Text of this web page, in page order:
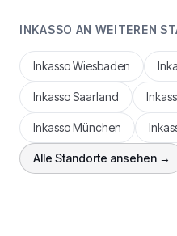
INKASSO AN WEITEREN
InkassoWiesbaden
InkassoSaarland
InkassoMünchen
Alle Standorte ansehen →